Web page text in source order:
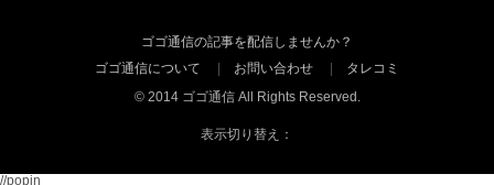
ゴゴ通信の記事を配信しませんか？
ゴゴ通信について
お問い合わせ
タレコミ
© 2014 ゴゴ通信 All Rights Reserved.
表示切り替え：
//popin